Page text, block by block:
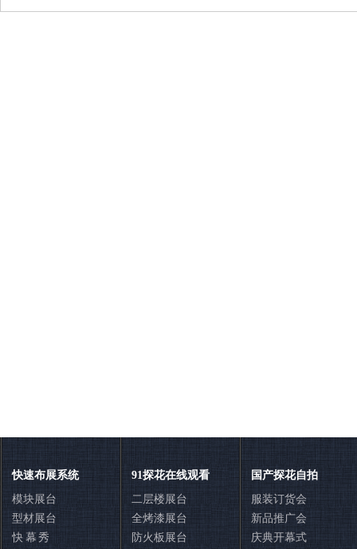
快速布展系统
模块展台
型材展台
快 幕 秀
91探花在线观看
二层楼展台
全烤漆展台
防火板展台
国产探花自拍
服装订货会
新品推广会
庆典开幕式